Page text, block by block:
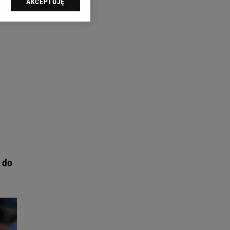
sp. z o.o., jej
swoje preferencje
celów identyfikacji.
reklam i treści,